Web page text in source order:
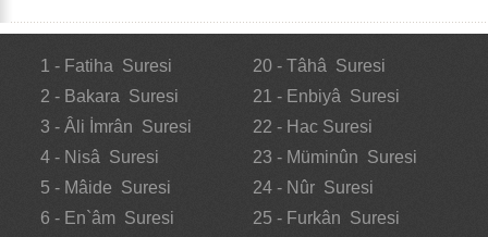
1 - Fatiha Suresi
2 - Bakara Suresi
3 - Âli İmrân Suresi
4 - Nisâ Suresi
5 - Mâide Suresi
6 - En`âm Suresi
20 - Tâhâ Suresi
21 - Enbiyâ Suresi
22 - Hac Suresi
23 - Müminûn Suresi
24 - Nûr Suresi
25 - Furkân Suresi